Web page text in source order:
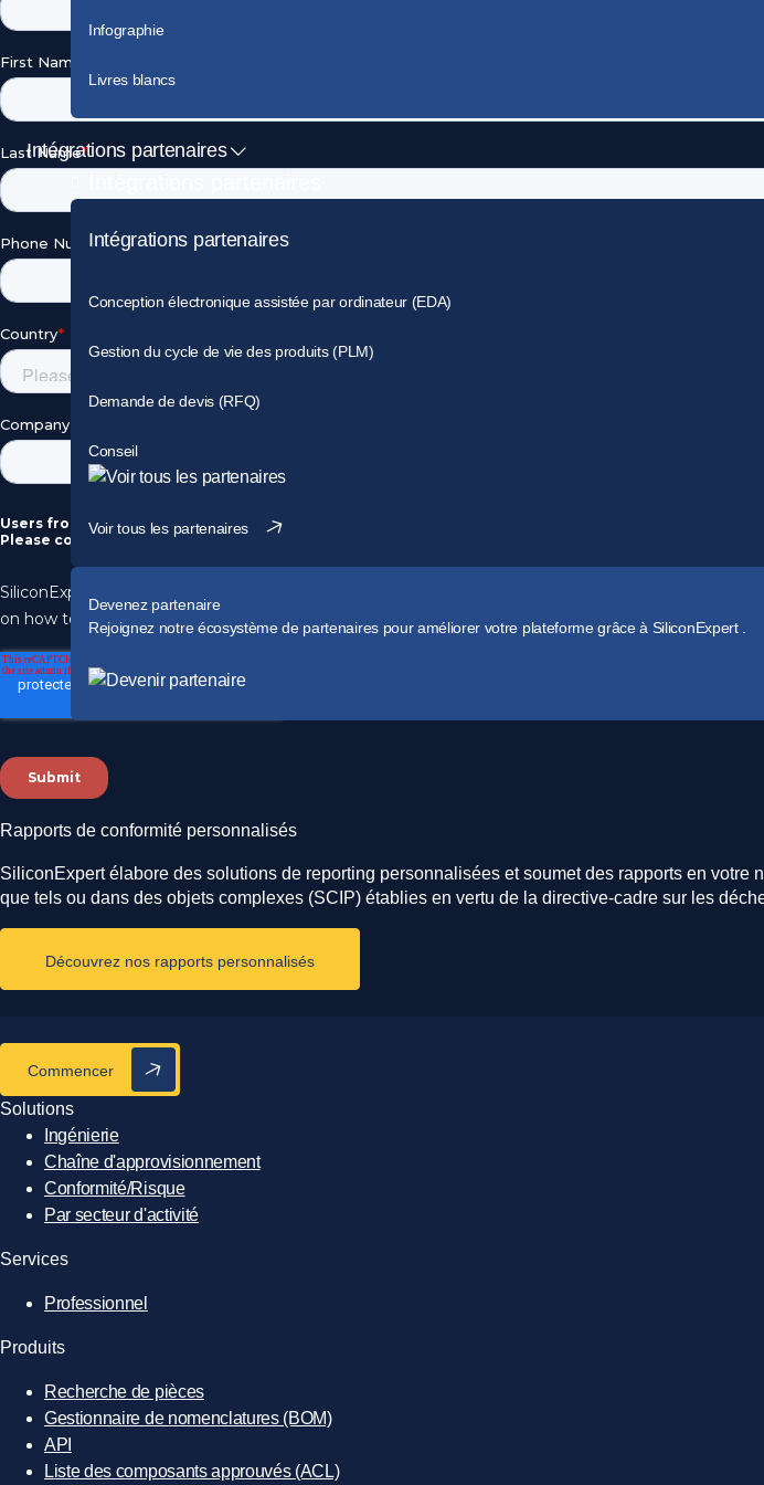
Infographie
Livres blancs
Intégrations partenaires
Intégrations partenaires
Voir tous les partenaires
Conception électronique assistée par ordinateur (EDA)
Gestion du cycle de vie des produits (PLM)
Demande de devis (RFQ)
Conseil
Devenez partenaire
Rejoignez notre écosystème de partenaires pour améliorer votre plateforme grâce à SiliconExpert .
recherche
Rapports de conformité personnalisés
SiliconExpert élabore des solutions de reporting personnalisées et soumet des rapports en
que tels ou dans des objets complexes (SCIP) établies en vertu de la directive-cadre sur les
Découvrez nos rapports personnalisés
Commencer
Solutions
Ingénierie
Chaîne d'approvisionnement
Conformité/Risque
Par secteur d'activité
Services
Professionnel
Produits
Recherche de pièces
Gestionnaire de nomenclatures (BOM)
API
Liste des composants approuvés (ACL)